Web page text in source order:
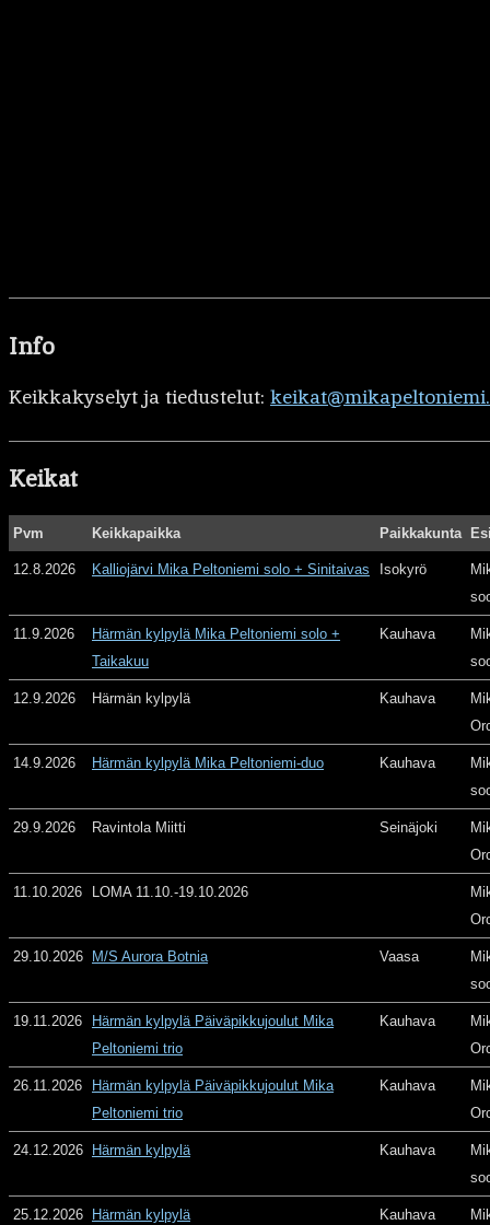
Info
Keikkakyselyt ja tiedustelut:
Keikat
Pvm Keikkapaikka Paikkakunta
12.8.2026 Kalliojärvi Mika Peltoniemi solo + Sinitaivas Isokyrö
11.9.2026
Härmän kylpylä Mika Peltoniemi solo +
Taikakuu
Kauhava
12.9.2026 Härmän kylpylä Kauhava
14.9.2026 Härmän kylpylä Mika Peltoniemi-duo Kauhava
29.9.2026 Ravintola Miitti Seinäjoki
11.10.2026 LOMA 11.10.-19.10.2026
29.10.2026 M/S Aurora Botnia Vaasa
19.11.2026
Härmän kylpylä Päiväpikkujoulut Mika
Peltoniemi trio
Kauhava
26.11.2026
Härmän kylpylä Päiväpikkujoulut Mika
Peltoniemi trio
Kauhava
24.12.2026 Härmän kylpylä Kauhava
25.12.2026 Härmän kylpylä Kauhava